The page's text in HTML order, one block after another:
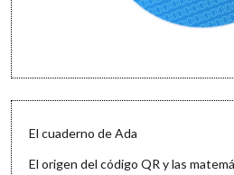
El cuaderno de Ada
El origen del código QR y las